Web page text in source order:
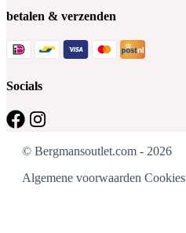
betalen & verzenden
Socials
© Bergmansoutlet.com - 2026
Algemene voorwaarden Cookies